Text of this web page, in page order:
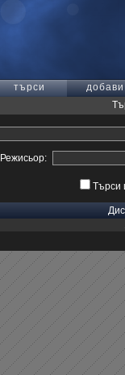
търси
добави
Режисьор:
Търси